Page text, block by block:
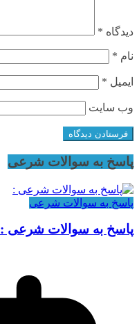
دیدگاه *
نام *
ایمیل *
وب‌ سایت
پاسخ به سوالات شرعی
پاسخ به سوالات شرعی
پاسخ به سوالات شرعی :